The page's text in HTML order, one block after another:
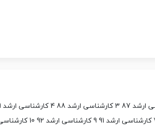
کارشناسی ارشد 89 6 کارشناسی ارشد 90 7 کارشناسی